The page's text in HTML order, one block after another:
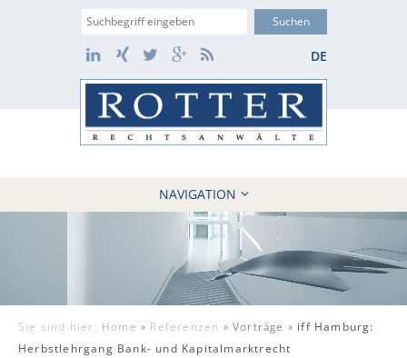
Suche
DE
LinkedIn
Xing TwitterGoogle+
RSS
NAVIGATION
HOME
KANZLEI
10 GRÜNDE
FÄLLE
REFERENZEN
Sie sind hier: Home » Referenzen »Vorträge » iff Hamburg:
Herbstlehrgang Bank- und Kapitalmarktrecht